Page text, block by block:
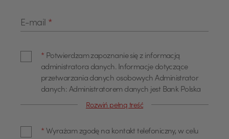
E-mail *
* Potwierdzam zapoznanie się z informacją
administratora danych. Informacje dotyczące
przetwarzania danych osobowych Administrator
danych: Administratorem danych jest Bank Polska
Kasa Opieki Spółka Akcyjna z siedzibą w Warszawie,
skontaktować poprzez adres email
Rozwiń pełną treść
* Wyrażam zgodę na kontakt telefoniczny, w celu